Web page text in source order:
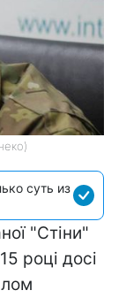
суть из
"Стіни"
році досі